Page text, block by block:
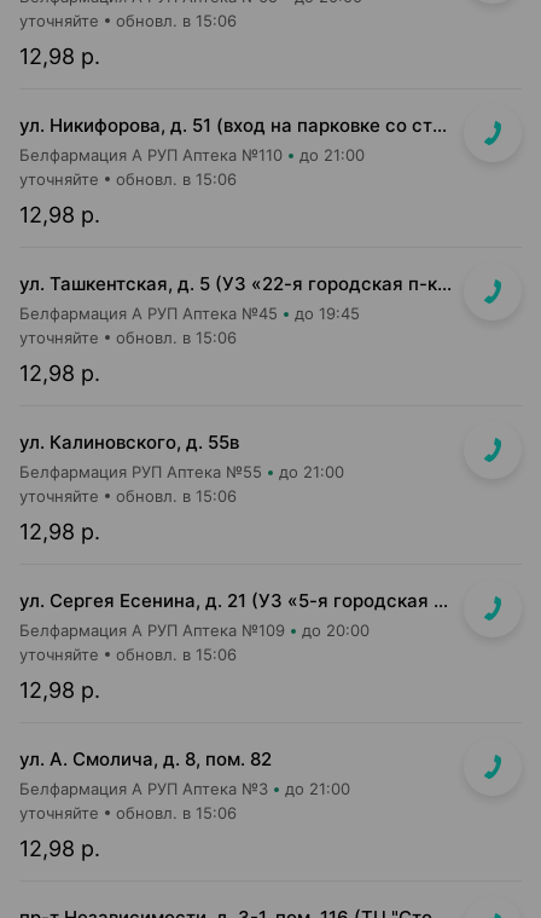
12,98 р.
уточняйте обновл. в 15:06
ул. Никифорова, д. 51 (вход на парковке со стороны ул. Стариновской)
Белфармация А РУП Аптека №110 до 21:00
12,98 р.
уточняйте обновл. в 15:06
ул. Ташкентская, д. 5 (УЗ «22-я городская п-ка»)
Белфармация А РУП Аптека №45 до 19:45
12,98 р.
уточняйте обновл. в 15:06
ул. Калиновского, д. 55в
Белфармация РУП Аптека №55 до 21:00
12,98 р.
уточняйте обновл. в 15:06
ул. Сергея Есенина, д. 21 (УЗ «5-я городская п-ка»)
Белфармация А РУП Аптека №109 до 20:00
12,98 р.
уточняйте обновл. в 15:06
ул. А. Смолича, д. 8, пом. 82
Белфармация А РУП Аптека №3 до 21:00
12,98 р.
уточняйте обновл. в 15:06